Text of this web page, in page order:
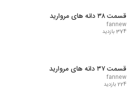
قسمت ۳۸ دانه های مروارید
fannew
374 بازدید
قسمت ۳۷ دانه های مروارید
fannew
224 بازدید